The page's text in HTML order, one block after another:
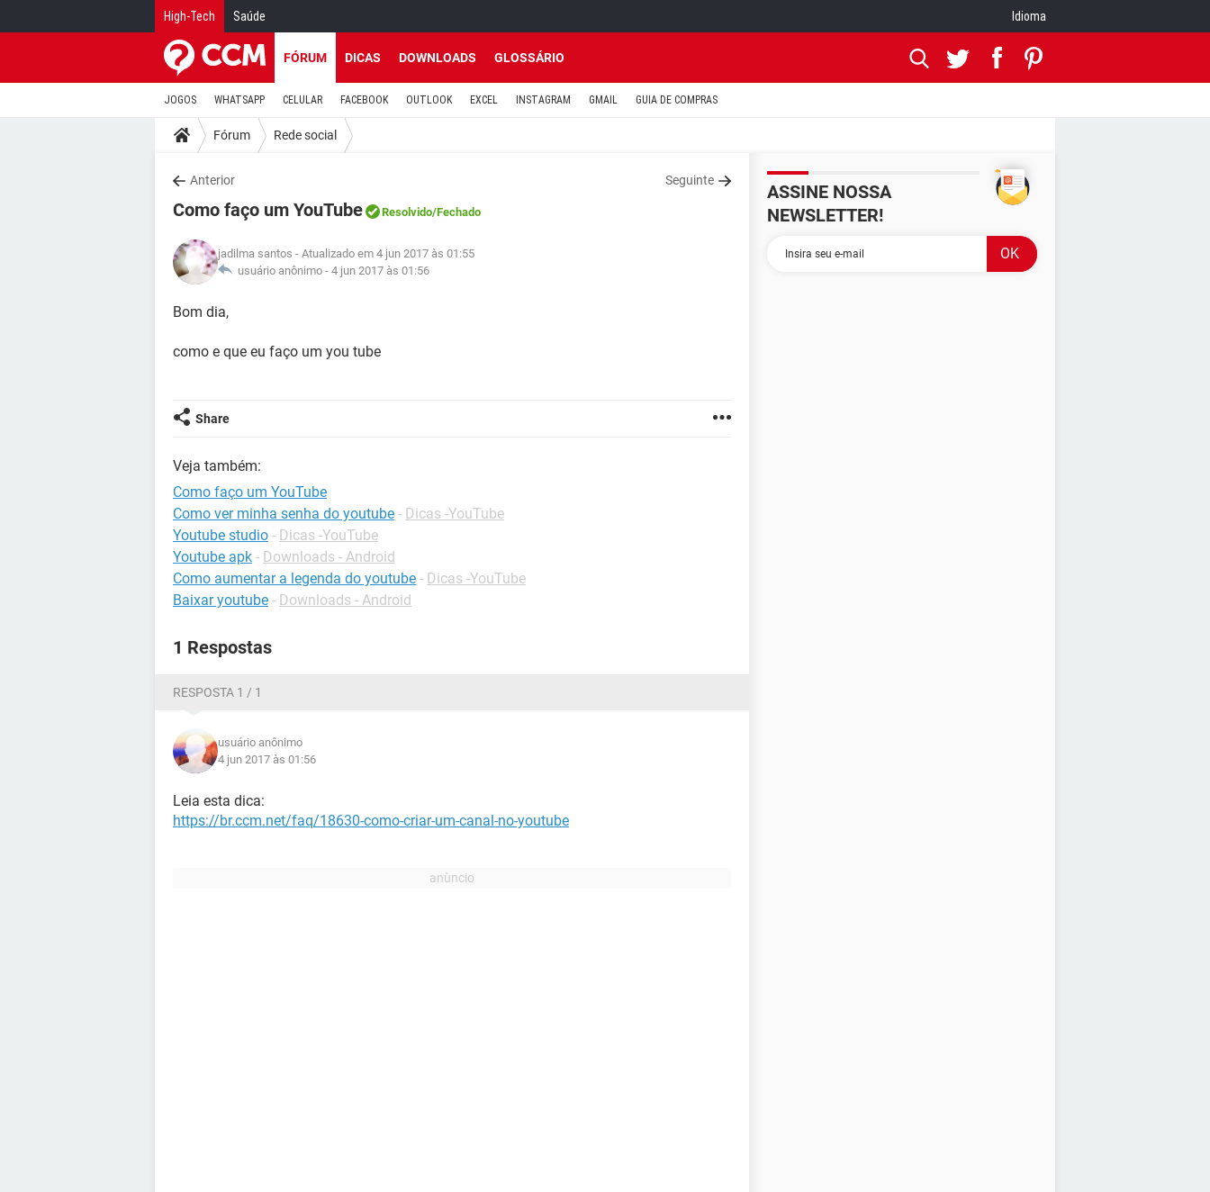
High-Tech Saúde Idioma
FÓRUM DICAS DOWNLOADS GLOSSÁRIO
JOGOS WHATSAPP CELULAR FACEBOOK OUTLOOK EXCEL INSTAGRAM GMAIL GUIA DE COMPRAS
Fórum Rede social
Anterior Seguinte
Como faço um YouTube Resolvido/Fechado
jadilma santos - Atualizado em 4 jun 2017 às 01:55
usuário anônimo - 4 jun 2017 às 01:56
Bom dia,
como e que eu faço um you tube
Share
Veja também:
Como faço um YouTube
Como ver minha senha do youtube - Dicas -YouTube
Youtube studio - Dicas -YouTube
Youtube apk - Downloads - Android
Como aumentar a legenda do youtube - Dicas -YouTube
Baixar youtube - Downloads - Android
1 Respostas
RESPOSTA 1 / 1
usuário anônimo
4 jun 2017 às 01:56
Leia esta dica:
https://br.ccm.net/faq/18630-como-criar-um-canal-no-youtube
ASSINE NOSSA
NEWSLETTER!